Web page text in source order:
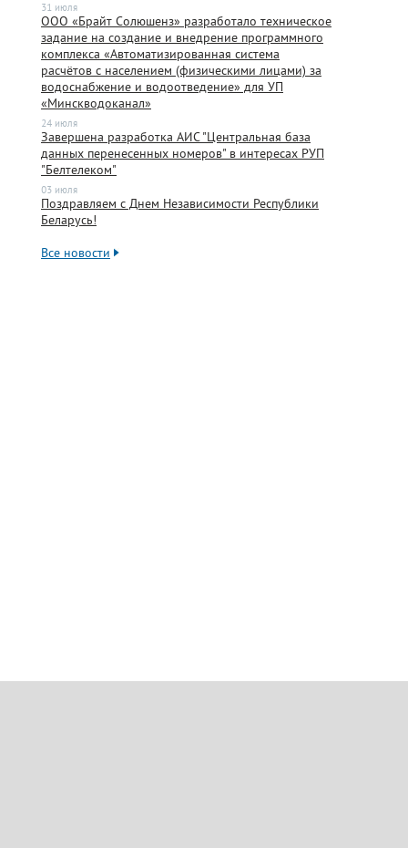
31 июля
ООО «Брайт Солюшенз» разработало техническое
задание на создание и внедрение программного
комплекса «Автоматизированная система
расчётов с населением (физическими лицами) за
водоснабжение и водоотведение» для УП
«Минскводоканал»
24 июля
Завершена разработка АИС "Центральная база
данных перенесенных номеров" в интересах РУП
"Белтелеком"
03 июля
Поздравляем с Днем Независимости Республики
Беларусь!
Все новости